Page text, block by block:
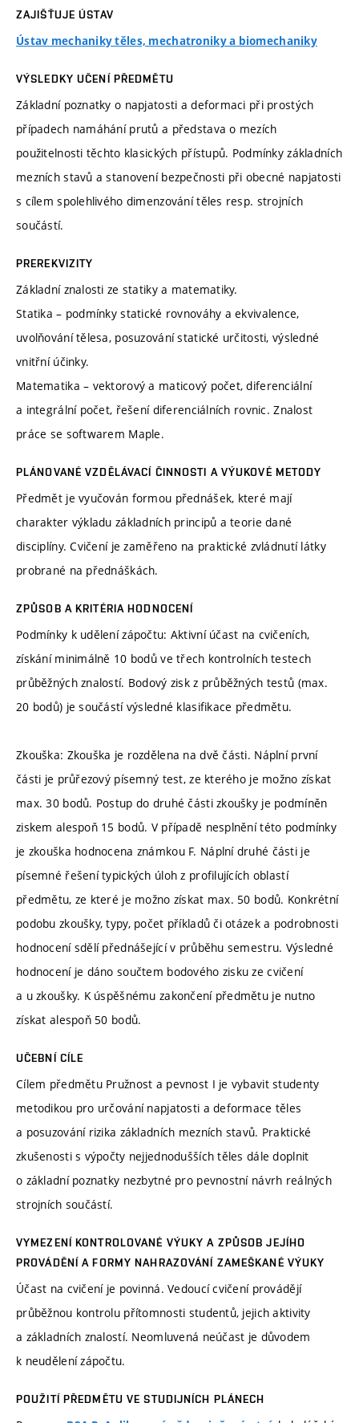
ZAJIŠŤUJE ÚSTAV
Ústav mechaniky těles, mechatroniky a biomechaniky
VÝSLEDKY UČENÍ PŘEDMĚTU
Základní poznatky o napjatosti a deformaci při prostých
případech namáhání prutů a představa o mezích
použitelnosti těchto klasických přístupů. Podmínky základních
mezních stavů a stanovení bezpečnosti při obecné napjatosti
s cílem spolehlivého dimenzování těles resp. strojních
součástí.
PREREKVIZITY
Základní znalosti ze statiky a matematiky.
Statika – podmínky statické rovnováhy a ekvivalence,
uvolňování tělesa, posuzování statické určitosti, výsledné
vnitřní účinky.
Matematika – vektorový a maticový počet, diferenciální
a integrální počet, řešení diferenciálních rovnic. Znalost
práce se softwarem Maple.
PLÁNOVANÉ VZDĚLÁVACÍ ČINNOSTI A VÝUKOVÉ METODY
Předmět je vyučován formou přednášek, které mají
charakter výkladu základních principů a teorie dané
disciplíny. Cvičení je zaměřeno na praktické zvládnutí látky
probrané na přednáškách.
ZPŮSOB A KRITÉRIA HODNOCENÍ
Podmínky k udělení zápočtu: Aktivní účast na cvičeních,
získání minimálně 10 bodů ve třech kontrolních testech
průběžných znalostí. Bodový zisk z průběžných testů (max.
20 bodů) je součástí výsledné klasifikace předmětu.
Zkouška: Zkouška je rozdělena na dvě části. Náplní první
části je průřezový písemný test, ze kterého je možno získat
max. 30 bodů. Postup do druhé části zkoušky je podmíněn
ziskem alespoň 15 bodů. V případě nesplnění této podmínky
je zkouška hodnocena známkou F. Náplní druhé části je
písemné řešení typických úloh z profilujících oblastí
předmětu, ze které je možno získat max. 50 bodů. Konkrétní
podobu zkoušky, typy, počet příkladů či otázek a podrobnosti
hodnocení sdělí přednášející v průběhu semestru. Výsledné
hodnocení je dáno součtem bodového zisku ze cvičení
a u zkoušky. K úspěšnému zakončení předmětu je nutno
získat alespoň 50 bodů.
UČEBNÍ CÍLE
Cílem předmětu Pružnost a pevnost I je vybavit studenty
metodikou pro určování napjatosti a deformace těles
a posuzování rizika základních mezních stavů. Praktické
zkušenosti s výpočty nejjednodušších těles dále doplnit
o základní poznatky nezbytné pro pevnostní návrh reálných
strojních součástí.
VYMEZENÍ KONTROLOVANÉ VÝUKY A ZPŮSOB JEJÍHO
PROVÁDĚNÍ A FORMY NAHRAZOVÁNÍ ZAMEŠKANÉ VÝUKY
Účast na cvičení je povinná. Vedoucí cvičení provádějí
průběžnou kontrolu přítomnosti studentů, jejich aktivity
a základních znalostí. Neomluvená neúčast je důvodem
k neudělení zápočtu.
POUŽITÍ PŘEDMĚTU VE STUDIJNÍCH PLÁNECH